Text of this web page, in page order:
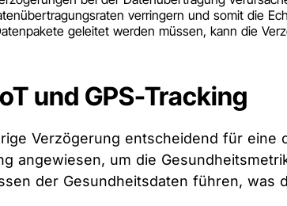
verringern und somit die
geleitet werden müssen, kann die
und GPS-Tracking
Verzögerung entscheidend für eine
angewiesen, um die
der Gesundheitsdaten führen, was